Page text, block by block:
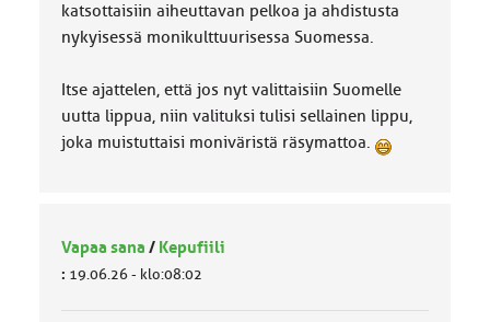
katsottaisiin aiheuttavan pelkoa ja ahdistusta
nykyisessä monikulttuurisessa Suomessa.
Itse ajattelen, että jos nyt valittaisiin Suomelle
uutta lippua, niin valituksi tulisi sellainen lippu,
joka muistuttaisi moniväristä räsymattoa.
Vapaa sana / Kepufiili
: 19.06.26 - klo:08:02